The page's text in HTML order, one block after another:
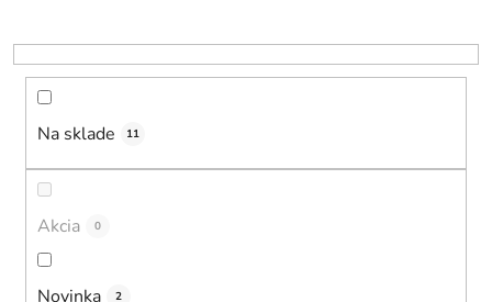
r
o
Na sklade 11
Akcia 0
Novinka 2